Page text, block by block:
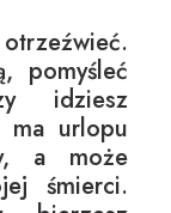
pomyśleć
idziesz
ma urlopu
a może
śmierci.